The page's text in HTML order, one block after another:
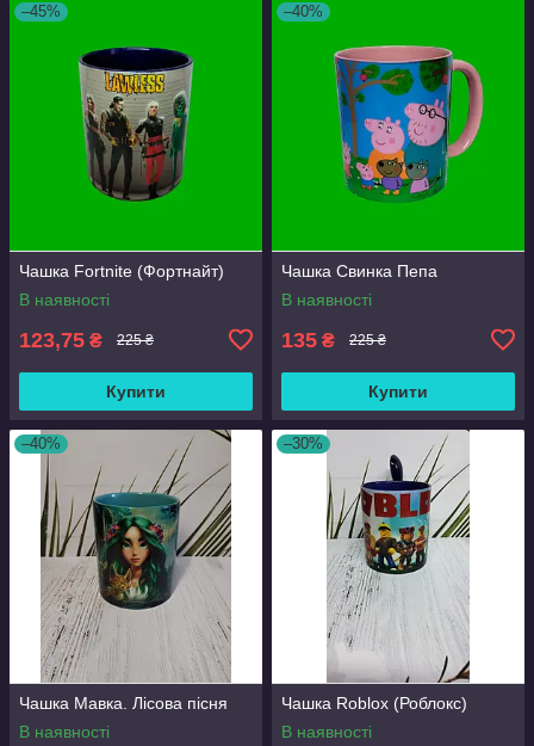
–45%
Чашка Fortnite (Фортнайт)
В наявності
123,75 ₴ 225 ₴
Купити
–40%
Чашка Свинка Пепа
В наявності
135 ₴ 225 ₴
Купити
–40%
Чашка Мавка. Лісова пісня
В наявності
–30%
Чашка Roblox (Роблокс)
В наявності